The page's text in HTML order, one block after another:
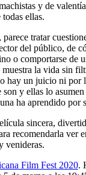
y de
ellas.
tratar
del público, de
o comportarse de
la vida sin
hay un juicio ni por
son y ellas lo
ha aprendido por
sincera,
recomendarla ver
venideras.
Film Fest 2020.